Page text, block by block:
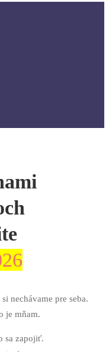
nechávame pre seba.
je mňam.
sa zapojiť.